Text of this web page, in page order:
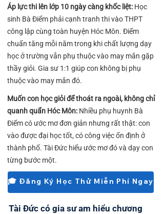
Áp lực thi lên lớp 10 ngày càng khốc liệt: Học
sinh Bà Điểm phải cạnh tranh thi vào THPT
công lập cùng toàn huyện Hóc Môn. Điểm
chuẩn tăng mỗi năm trong khi chất lượng dạy
học ở trường vẫn phụ thuộc vào may mắn gặp
thầy giỏi. Gia sư 1:1 giúp con không bị phụ
thuộc vào may mắn đó.
Muốn con học giỏi để thoát ra ngoài, không chỉ
quanh quẩn Hóc Môn: Nhiều phụ huynh Bà
Điểm có ước mơ đơn giản nhưng rất thật: con
vào được đại học tốt, có công việc ổn định ở
thành phố. Tài Đức hiểu ước mơ đó và dạy con
từng bước một.
🎓 Đăng Ký Học Thử Miễn Phí Ngay
Tài Đức có gia sư am hiểu chương